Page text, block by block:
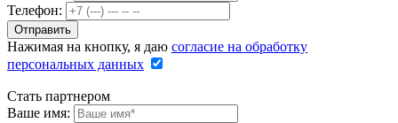
Телефон:
Нажимая на кнопку, я даю согласие на обработку
персональных данных
Стать партнером
Ваше имя: